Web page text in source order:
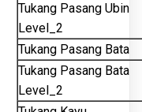
Tukang Pasang Ubin
Level_2
Tukang Pasang Bata
Tukang Pasang Bata
Level_2